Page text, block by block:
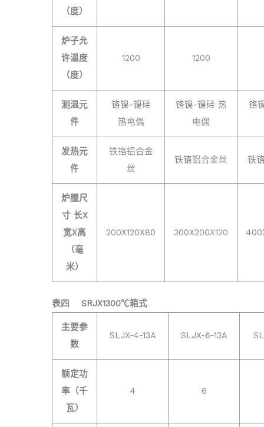
（度）
炉子允
许温度
（度）
1200 1200
测温元
件
铬镍-镍硅
热电偶
铬镍-镍硅 热
电偶
铬
发热元
件
铁铬铝合金
丝
铁铬铝合金丝 铁
炉膛尺
寸 长X
宽X高
（毫
米）
200X120X80 300X200X120
表四 SRJX1300℃箱式
主要参
数
SLJX-4-13A SLJX-6-13A
额定功
率（千
瓦）
4 6